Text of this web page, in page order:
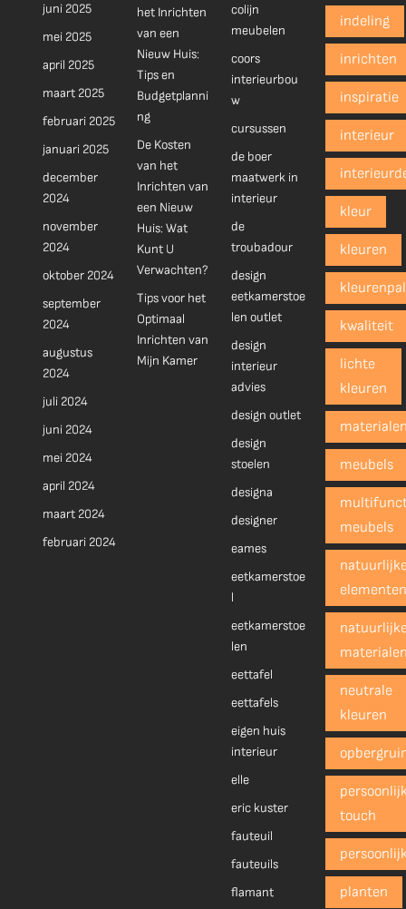
juni 2025
mei 2025
april 2025
maart 2025
februari 2025
januari 2025
december
2024
november
2024
oktober 2024
september
2024
augustus
2024
juli 2024
juni 2024
mei 2024
april 2024
maart 2024
februari 2024
het Inrichten
van een
Nieuw Huis:
Tips en
Budgetplanni
ng
De Kosten
van het
Inrichten van
een Nieuw
Huis: Wat
Kunt U
Verwachten?
Tips voor het
Optimaal
Inrichten van
Mijn Kamer
colijn
meubelen
coors
interieurbou
w
cursussen
de boer
maatwerk in
interieur
de
troubadour
design
eetkamerstoe
len outlet
design
interieur
advies
design outlet
design
stoelen
designa
designer
eames
eetkamerstoe
l
eetkamerstoe
len
eettafel
eettafels
eigen huis
interieur
elle
eric kuster
fauteuil
fauteuils
flamant
indeling
inrichten
inspiratie
interieur
kleur
kleuren
kwaliteit
lichte
kleuren
meubels
meubels
neutrale
kleuren
touch
planten